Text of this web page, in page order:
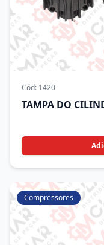
Cód: 1420
TAMPA DO
Compressores